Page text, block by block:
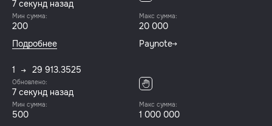
7 секунд назад
Мин сумма:
200
Макс сумма:
20 000
Подробнее
Paynote
1 29 913.3525
Обновлено:
7 секунд назад
Мин сумма:
500
Макс сумма:
1 000 000